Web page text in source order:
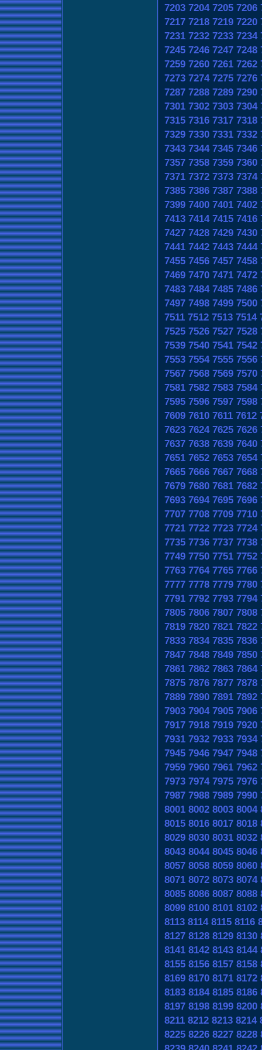
7203 7204 7205 7206
7217 7218 7219 7220
7231 7232 7233 7234
7245 7246 7247 7248
7259 7260 7261 7262
7273 7274 7275 7276
7287 7288 7289 7290
7301 7302 7303 7304
7315 7316 7317 7318
7329 7330 7331 7332
7343 7344 7345 7346
7357 7358 7359 7360
7371 7372 7373 7374
7385 7386 7387 7388
7399 7400 7401 7402
7413 7414 7415 7416
7427 7428 7429 7430
7441 7442 7443 7444
7455 7456 7457 7458
7469 7470 7471 7472
7483 7484 7485 7486
7497 7498 7499 7500
7511 7512 7513 7514
7525 7526 7527 7528
7539 7540 7541 7542
7553 7554 7555 7556
7567 7568 7569 7570
7581 7582 7583 7584
7595 7596 7597 7598
7609 7610 7611 7612
7623 7624 7625 7626
7637 7638 7639 7640
7651 7652 7653 7654
7665 7666 7667 7668
7679 7680 7681 7682
7693 7694 7695 7696
7707 7708 7709 7710
7721 7722 7723 7724
7735 7736 7737 7738
7749 7750 7751 7752
7763 7764 7765 7766
7777 7778 7779 7780
7791 7792 7793 7794
7805 7806 7807 7808
7819 7820 7821 7822
7833 7834 7835 7836
7847 7848 7849 7850
7861 7862 7863 7864
7875 7876 7877 7878
7889 7890 7891 7892
7903 7904 7905 7906
7917 7918 7919 7920
7931 7932 7933 7934
7945 7946 7947 7948
7959 7960 7961 7962
7973 7974 7975 7976
7987 7988 7989 7990
8001 8002 8003 8004
8015 8016 8017 8018
8029 8030 8031 8032
8043 8044 8045 8046
8057 8058 8059 8060
8071 8072 8073 8074
8085 8086 8087 8088
8099 8100 8101 8102
8113 8114 8115 8116
8127 8128 8129 8130
8141 8142 8143 8144
8155 8156 8157 8158
8169 8170 8171 8172
8183 8184 8185 8186
8197 8198 8199 8200
8211 8212 8213 8214
8225 8226 8227 8228